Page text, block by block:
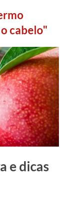
cabelo"
e dicas